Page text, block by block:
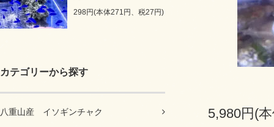
298円(本体271円、税27円)
カテゴリーから探す
八重山産 イソギンチャク 5,980円(